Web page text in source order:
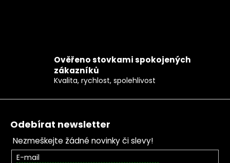
Ověřeno stovkami spokojených
zákazníků
Kvalita, rychlost, spolehlivost
Zápatí
Odebírat newsletter
Nezmeškejte žádné novinky či slevy!
E-mail